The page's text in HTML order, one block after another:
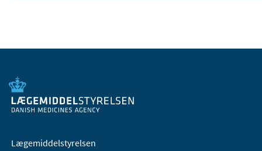
Lægemiddelstyrelsen